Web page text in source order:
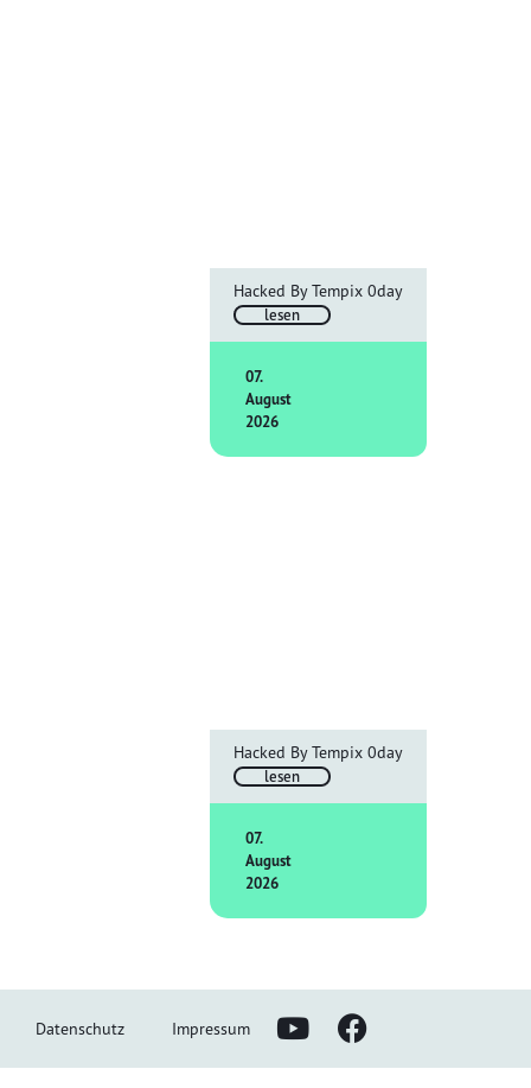
Hacked By Tempix 0day
lesen
07.
August
2026
Hacked By Tempix 0day
lesen
07.
August
2026
Datenschutz Impressum